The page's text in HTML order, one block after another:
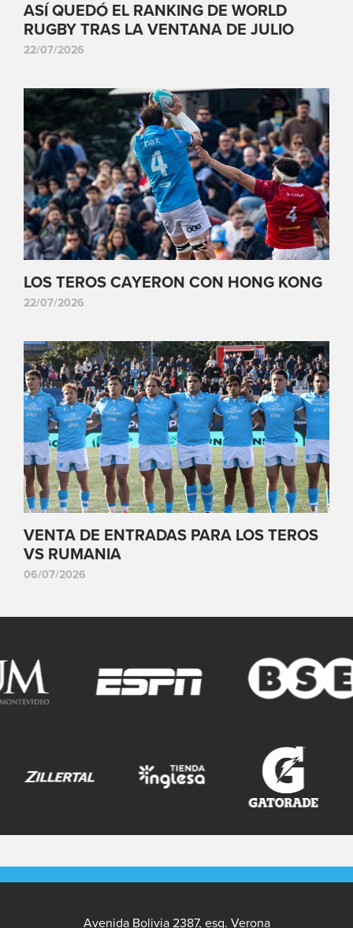
ASÍ QUEDÓ EL RANKING DE WORLD
RUGBY TRAS LA VENTANA DE JULIO
22/07/2026
LOS TEROS CAYERON CON HONG KONG
22/07/2026
VENTA DE ENTRADAS PARA LOS TEROS
VS RUMANIA
06/07/2026
Avenida Bolivia 2387, esq. Verona